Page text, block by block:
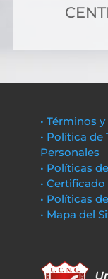
• Términos
• Política
Personales
• Políticas
•
• Políticas
• Mapa del